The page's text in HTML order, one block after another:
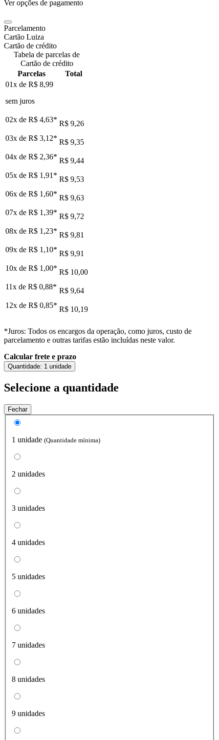
Ver opções de pagamento
Parcelamento
Cartão Luiza
Cartão de crédito
Tabela de parcelas de
Cartão de crédito
Parcelas
Total
01x de R$ 8,99
sem juros
02x de R$ 4,63* R$ 9,26
03x de R$ 3,12* R$ 9,35
04x de R$ 2,36* R$ 9,44
05x de R$ 1,91 * R$ 9,53
06x de R$ 1,60* R$ 9,63
07x de R$ 1,39* R$ 9,72
08x de R$ 1,23* R$ 9,81
09x de R$ 1,10* R$ 9,91
10x de R$ 1,00* R$ 10,00
11x de R$ 0,88* R$ 9,64
12x de R$ 0,85* R$ 10,19
*Juros: Todos os encargos da operação, como juros, custo de
parcelamento e outras tarifas estão incluídas neste valor.
Calcular frete e prazo
Quantidade: 1 unidade
Selecione a quantidade
Fechar
1 unidade (Quantidade mínima)
2 unidades
3 unidades
4 unidades
5 unidades
6 unidades
7 unidades
8 unidades
9 unidades